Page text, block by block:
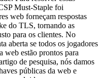
Must-Staple foi
web forneçam respostas
do TLS, tornando as
para os clientes. No
aberta se todos os jogadores
web estão prontos para
de pesquisa, nós damos
públicas da web e